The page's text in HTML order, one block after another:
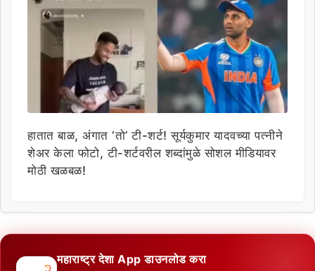
हातात बाळ, अंगात ‘तो’ टी-शर्ट! सूर्यकुमार यादवच्या पत्नीने
शेअर केला फोटो, टी-शर्टवरील शब्दांमुळे सोशल मीडियावर
मोठी खळबळ!
महाराष्ट्र देशा App डाउनलोड करा